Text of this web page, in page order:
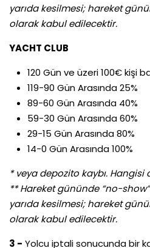
yarıda kesilmesi; hareket
olarak kabul edilecektir.
YACHT CLUB
120 Gün ve üzeri 100€ kişi
119-90 Gün Arasında 25%
89-60 Gün Arasında 40%
59-30 Gün Arasında 60%
29-15 Gün Arasında 80%
14-0 Gün Arasında 100%
* veya depozito kaybı. Hangisi
** Hareket gününde “no-
yarıda kesilmesi; hareket
olarak kabul edilecektir.
3 - Yolcu iptali sonucunda bir